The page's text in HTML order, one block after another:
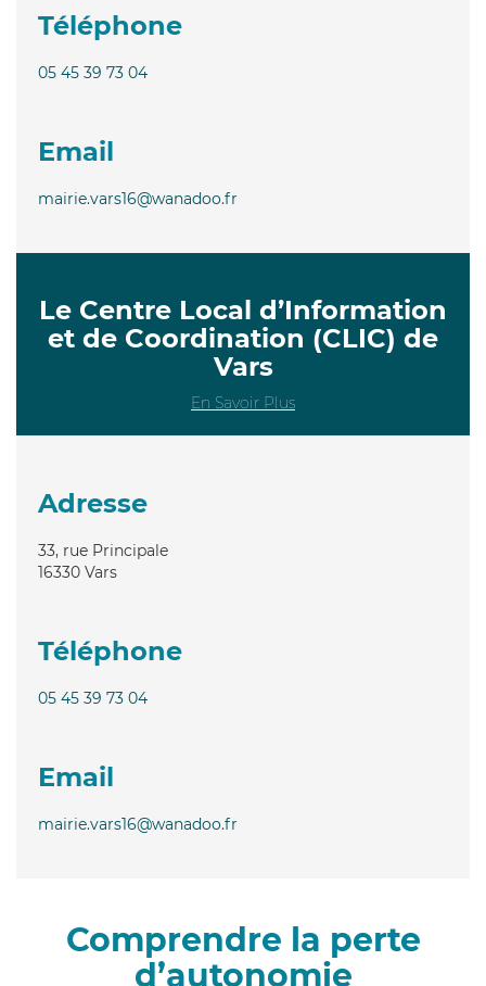
Téléphone
05 45 39 73 04
Email
mairie.vars16@wanadoo.fr
Le Centre Local d’Information
et de Coordination (CLIC) de
Vars
En Savoir Plus
Adresse
33, rue Principale
16330 Vars
Téléphone
05 45 39 73 04
Email
mairie.vars16@wanadoo.fr
Comprendre la perte
d’autonomie